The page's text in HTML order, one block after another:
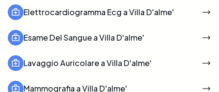
Elettrocardiogramma Ecg a Villa D'alme'
Esame Del Sangue a Villa D'alme'
Lavaggio Auricolare a Villa D'alme'
Mammografia a Villa D'alme'